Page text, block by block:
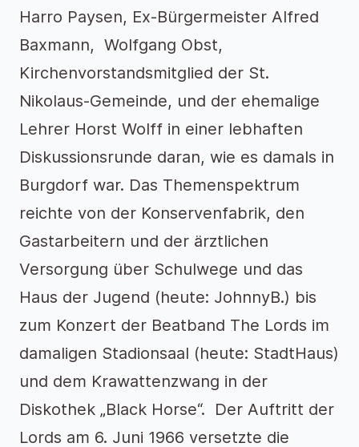
Harro Paysen, Ex-Bürgermeister Alfred
Baxmann, Wolfgang Obst,
Kirchenvorstandsmitglied der St.
Nikolaus-Gemeinde, und der ehemalige
Lehrer Horst Wolff in einer lebhaften
Diskussionsrunde daran, wie es damals in
Burgdorf war. Das Themenspektrum
reichte von der Konservenfabrik, den
Gastarbeitern und der ärztlichen
Versorgung über Schulwege und das
Haus der Jugend (heute: JohnnyB.) bis
zum Konzert der Beatband The Lords im
damaligen Stadionsaal (heute: StadtHaus)
und dem Krawattenzwang in der
Diskothek „Black Horse“. Der Auftritt der
Lords am 6. Juni 1966 versetzte die